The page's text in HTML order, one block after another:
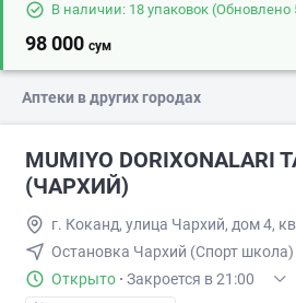
В наличии: 18 упаковок (Обновлено
98 000 сум
Аптеки в других городах
MUMIYO DORIXONALARI
(ЧАРХИЙ)
г. Коканд, улица Чархий, дом 4,
Остановка Чархий (Спорт школа)
Открыто · Закроется в 21:00